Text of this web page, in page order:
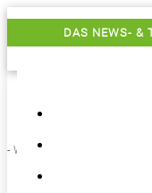
DAS NEWS- &
- Werbung -